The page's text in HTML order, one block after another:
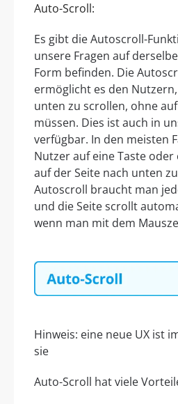
Auto-Scroll:
Es gibt die Autoscroll-
unsere Fragen auf
Form befinden. Die
ermöglicht es den
unten zu scrollen, ohne
müssen. Dies ist auch in
verfügbar. In den meisten
Nutzer auf eine Taste oder
auf der Seite nach unten
Autoscroll braucht man
und die Seite scrollt
wenn man mit dem
Hinweis: eine neue UX ist
sie
Auto-Scroll hat viele